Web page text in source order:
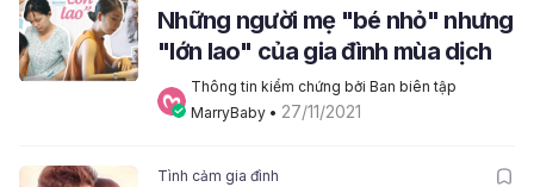
Những người mẹ "bé nhỏ" nhưng
"lớn lao" của gia đình mùa dịch
Thông tin kiểm chứng bởi Ban biên tập
MarryBaby • 27/11/2021
Tình cảm gia đình